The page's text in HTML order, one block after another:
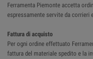
Ferramenta Piemonte accetta
espressamente servite da corrieri
Fattura di acquisto
Per ogni ordine effettuato
fattura del materiale spedito e la